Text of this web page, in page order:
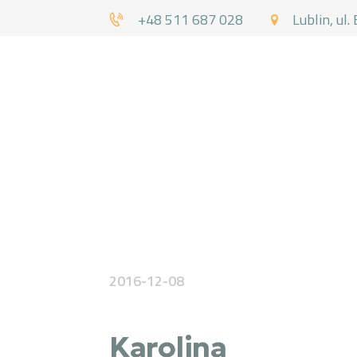
+48 511 687 028 Lublin, ul.
2016-12-08
Karolina